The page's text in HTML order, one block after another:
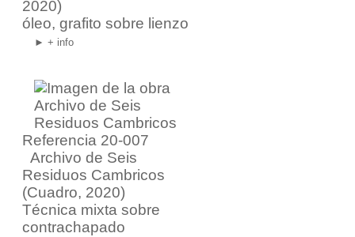
2020)
óleo, grafito sobre lienzo
► + info
Referencia 20-007
Archivo de Seis
Residuos Cambricos
(Cuadro, 2020)
Técnica mixta sobre
contrachapado